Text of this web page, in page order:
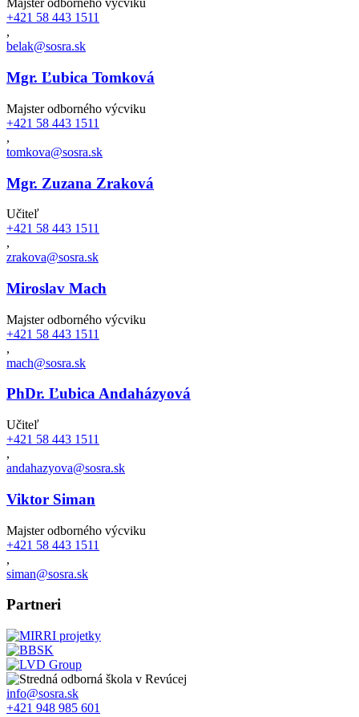
Majster odborného výcviku
+421 58 443 1511
,
belak@sosra.sk
Mgr. Ľubica Tomková
Majster odborného výcviku
+421 58 443 1511
,
tomkova@sosra.sk
Mgr. Zuzana Zraková
Učiteľ
+421 58 443 1511
,
zrakova@sosra.sk
Miroslav Mach
Majster odborného výcviku
+421 58 443 1511
,
mach@sosra.sk
PhDr. Ľubica Andaházyová
Učiteľ
+421 58 443 1511
,
andahazyova@sosra.sk
Viktor Siman
Majster odborného výcviku
+421 58 443 1511
,
siman@sosra.sk
Partneri
info@sosra.sk
+421 948 985 601